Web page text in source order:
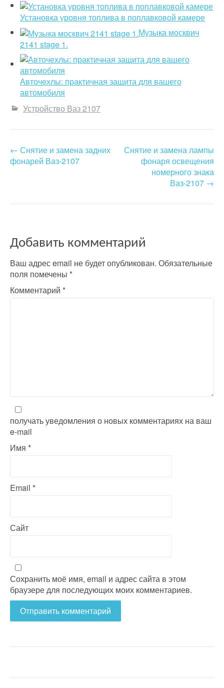
Установка уровня топлива в поплавковой камере
Музыка москвич
2141 stage 1.
Авточехлы: практичная защита для вашего
автомобиля
Устройство Ваз 2107
P
o
a
v
i
g
← Снятие и замена задних
фонарей Ваз-2107
Снятие и замена лампы
фонаря освещения
номерного знака
Ваз-2107 →
Добавить комментарий
Ваш адрес email не будет опубликован. Обязательные
поля помечены *
Комментарий *
получать уведомления о новых комментариях на ваш
e-mail
Имя *
Email *
Сайт
Сохранить моё имя, email и адрес сайта в этом
браузере для последующих моих комментариев.